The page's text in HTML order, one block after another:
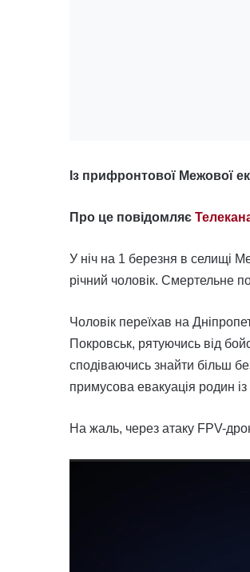
Із прифронтової Межової
Про це повідомляє
У ніч на 1 березня в селищі
річний чоловік. Смертельне
Чоловік переїхав на
Покровськ, рятуючись від
сподіваючись знайти більш
примусова евакуація родин
На жаль, через атаку FPV-